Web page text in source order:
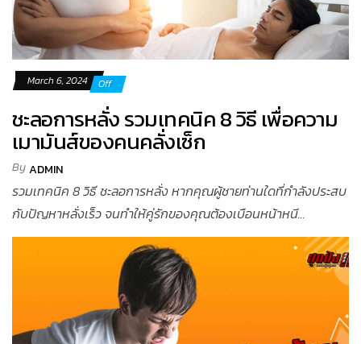
March 6, 2024 Off
ชะลอการหลั่ง รวมเทคนิค 8 วิธี เพื่อความ
เมามันส์ของคนคลั่งเซ็ก
ByADMIN
รวมเทคนิค 8 วิธี ชะลอการหลั่ง หากคุณผู้ชายท่านใดที่กำลังประสบ
กับปัญหาหลั่งเร็ว จนทำให้คู่รักของคุณต้องเบือนหน้าหนี...